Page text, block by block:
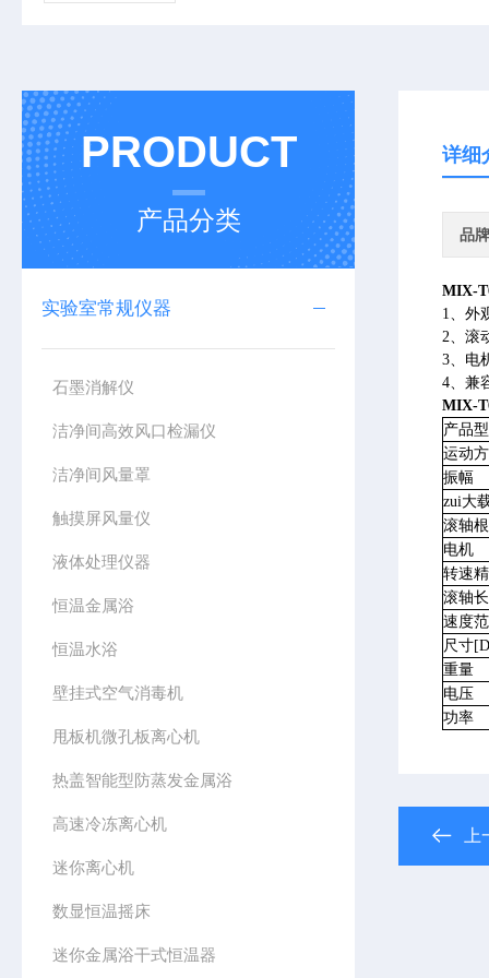
PRODUCT
产品分类
实验室常规仪器
石墨消解仪
洁净间高效风口检漏仪
洁净间风量罩
触摸屏风量仪
液体处理仪器
恒温金属浴
恒温水浴
壁挂式空气消毒机
甩板机微孔板离心机
热盖智能型防蒸发金属浴
高速冷冻离心机
迷你离心机
数显恒温摇床
迷你金属浴干式恒温器
详细
品牌
MIX-
1、外
2、滚
3、电
4、兼
MIX-
产品
运动
振幅
zui大
滚轴
电机
转速
滚轴
速度
尺寸
重量
电压
功率